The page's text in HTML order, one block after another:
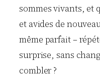
sommes vivants, et
et avides de
même parfait –
surprise, sans
combler ?